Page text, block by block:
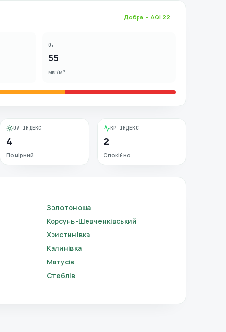
Добра • AQI 22
O₃
55
мкг/м³
UV ІНДЕКС
4
Помірний
KP ІНДЕКС
2
Спокійно
Золотоноша
Корсунь-Шевченківський
Христинівка
Калинівка
Матусів
Стеблів